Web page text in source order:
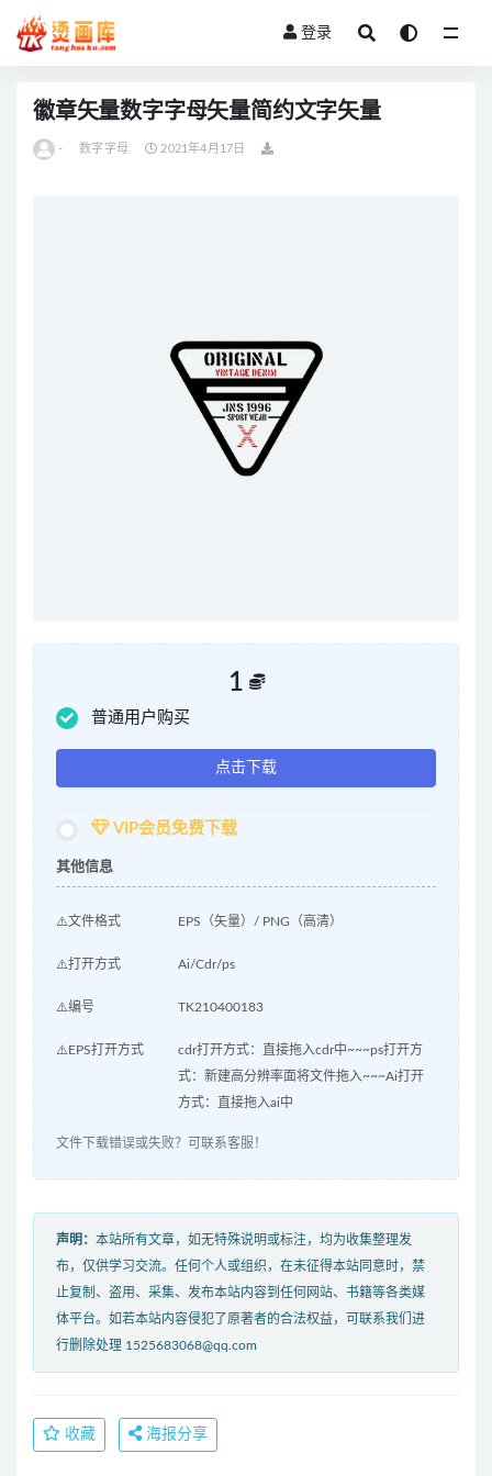
登录
徽章矢量数字字母矢量简约文字矢量
- 数字字母 2021年4月17日
1
普通用户购买
点击下载
VIP会员免费下载
其他信息
⚠️文件格式 EPS（矢量）/ PNG（高清）
⚠️打开方式 Ai/Cdr/ps
⚠️编号 TK210400183
⚠️EPS打开方式
cdr打开方式：直接拖入cdr中~~~ps打开方
式：新建高分辨率面将文件拖入~~~Ai打开
方式：直接拖入ai中
文件下载错误或失败？可联系客服！
声明： 本站所有文章，如无特殊说明或标注，均为收集整理发
布，仅供学习交流。任何个人或组织，在未征得本站同意时，禁
止复制、盗用、采集、发布本站内容到任何网站、书籍等各类媒
体平台。如若本站内容侵犯了原著者的合法权益，可联系我们进
行删除处理 1525683068@qq.com
收藏 海报分享